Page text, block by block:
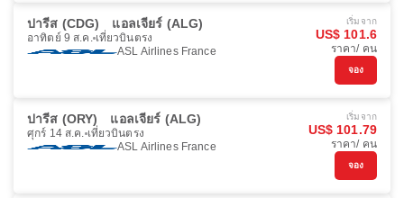
ปารีส (CDG) แอลเจียร์ (ALG)
อาทิตย์ 9 ส.ค. เที่ยวบินตรง
ASL Airlines France
เริ่มจาก
US$ 101.6
ราคา/ คน
จอง
ปารีส (ORY) แอลเจียร์ (ALG)
ศุกร์ 14 ส.ค. เที่ยวบินตรง
ASL Airlines France
เริ่มจาก
US$ 101.79
ราคา/ คน
จอง